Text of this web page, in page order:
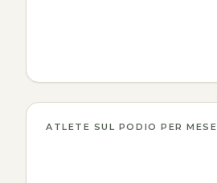
ATLETE SUL PODIO PER MESE